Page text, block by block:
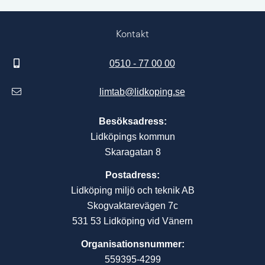
Kontakt
0510 - 77 00 00
limtab@lidkoping.se
Besöksadress:
Lidköpings kommun
Skaragatan 8
Postadress:
Lidköping miljö och teknik AB
Skogvaktarevägen 7c
531 53 Lidköping vid Vänern
Organisationsnummer:
559395-4299